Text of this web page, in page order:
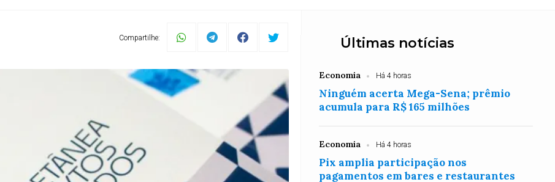
Compartilhe: Últimas notícias
Economia Há 4 horas
Ninguém acerta Mega-Sena; prêmio
acumula para R$ 165 milhões
Economia Há 4 horas
Pix amplia participação nos
pagamentos em bares e restaurantes